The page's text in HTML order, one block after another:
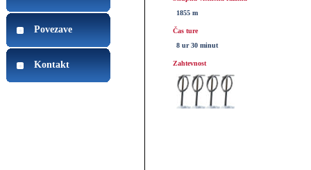
Povezave
Kontakt
1855 m
Čas ture
8 ur 30 minut
Zahtevnost